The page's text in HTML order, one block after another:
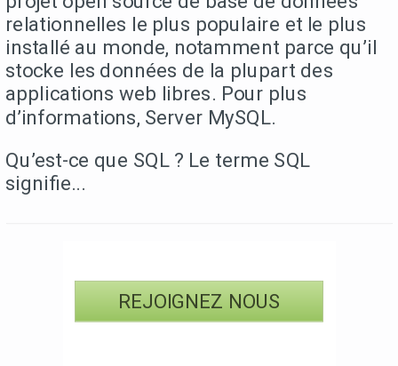
relationnelles le plus populaire et le plus
installé au monde, notamment parce qu’il
stocke les données de la plupart des
applications web libres. Pour plus
d’informations, Server MySQL.
Qu’est-ce que SQL ? Le terme SQL
signifie...
REJOIGNEZ NOUS